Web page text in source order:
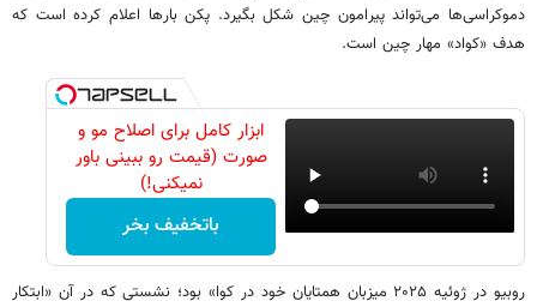
دموکراسی‌ها می‌تواند پیرامون چین شکل بگیرد. پکن بارها اعلام کرده است که
هدف «کواد» مهار چین است.
ابزار کامل برای اصلاح مو و
صورت (قیمت رو ببینی باور
نمیکنی!)
باتخفیف بخر
روبیو در ژوئیه ۲۰۲۵ میزبان همتایان خود در کوا» بود؛ نشستی که در آن «ابتکار